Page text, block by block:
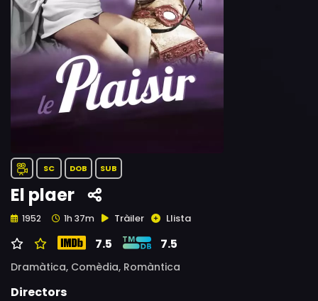
SC DOB SUB
El plaer
1952 1h 37m Tràiler Llista
7.5 7.5
Dramàtica, Comèdia, Romàntica
Directors